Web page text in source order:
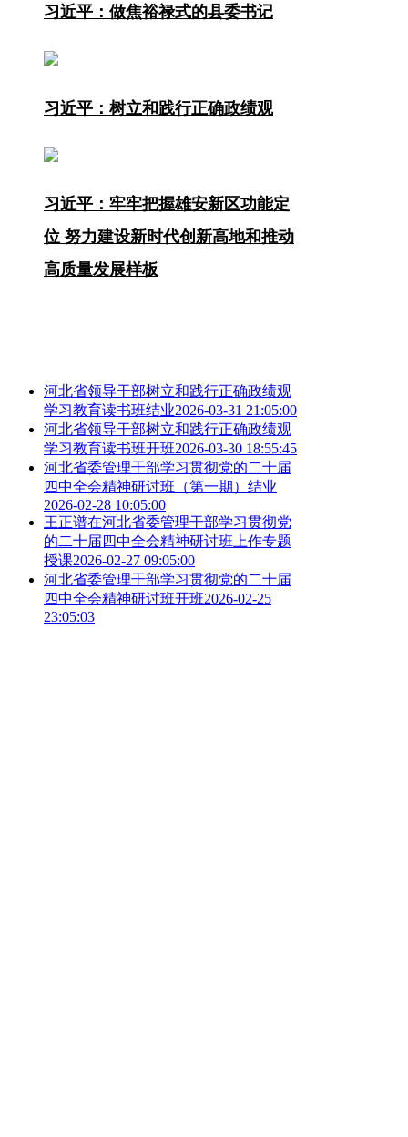
习近平：做焦裕禄式的县委书记
习近平：树立和践行正确政绩观
习近平：牢牢把握雄安新区功能定
位 努力建设新时代创新高地和推动
高质量发展样板
河北省领导干部树立和践行正确政绩观
学习教育读书班结业2026-03-31 21:05:00
河北省领导干部树立和践行正确政绩观
学习教育读书班开班2026-03-30 18:55:45
河北省委管理干部学习贯彻党的二十届
四中全会精神研讨班（第一期）结业
2026-02-28 10:05:00
王正谱在河北省委管理干部学习贯彻党
的二十届四中全会精神研讨班上作专题
授课2026-02-27 09:05:00
河北省委管理干部学习贯彻党的二十届
四中全会精神研讨班开班2026-02-25
23:05:03